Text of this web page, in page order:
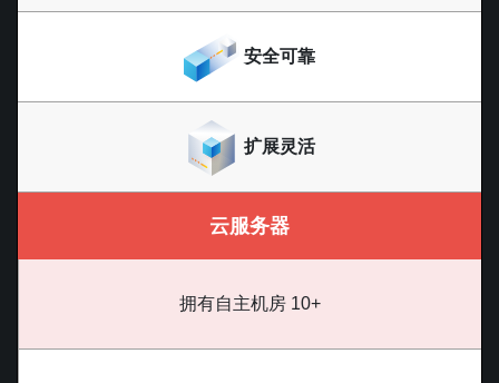
安全可靠
扩展灵活
云服务器
拥有自主机房 10+